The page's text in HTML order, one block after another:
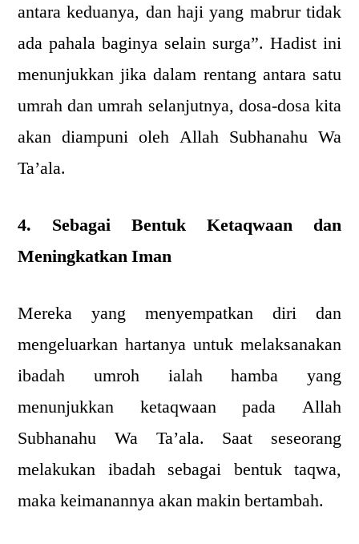
antara keduanya, dan haji yang mabrur tidak
ada pahala baginya selain surga”. Hadist ini
menunjukkan jika dalam rentang antara satu
umrah dan umrah selanjutnya, dosa-dosa kita
akan diampuni oleh Allah Subhanahu Wa
Ta’ala.
4. Sebagai Bentuk Ketaqwaan dan
Meningkatkan Iman
Mereka yang menyempatkan diri dan
mengeluarkan hartanya untuk melaksanakan
ibadah umroh ialah hamba yang
menunjukkan ketaqwaan pada Allah
Subhanahu Wa Ta’ala. Saat seseorang
melakukan ibadah sebagai bentuk taqwa,
maka keimanannya akan makin bertambah.